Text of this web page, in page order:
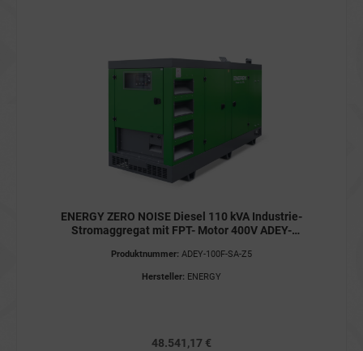
ENERGY ZERO NOISE Diesel 110 kVA Industrie-
Stromaggregat mit FPT- Motor 400V ADEY-
Produktnummer: ADEY-100F-SA-Z5
Hersteller: ENERGY
48.541,17 €